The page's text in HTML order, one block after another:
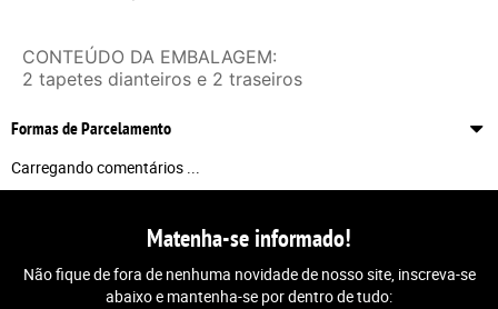
CONTEÚDO DA EMBALAGEM:
2 tapetes dianteiros e 2 traseiros
Formas de Parcelamento
Carregando comentários ...
Matenha-se informado!
Não fique de fora de nenhuma novidade de nosso site, inscreva-se
abaixo e mantenha-se por dentro de tudo: